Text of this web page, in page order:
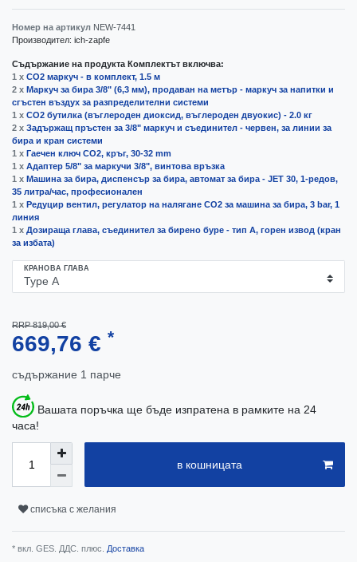
Номер на артикул NEW-7441
Производител: ich-zapfe
Съдържание на продукта Комплектът включва:
1 x CO2 маркуч - в комплект, 1.5 м
2 x Маркуч за бира 3/8" (6,3 мм), продаван на метър - маркуч за напитки и
сгъстен въздух за разпределителни системи
1 x CO2 бутилка (въглероден диоксид, въглероден двуокис) - 2.0 кг
2 x Задържащ пръстен за 3/8" маркуч и съединител - червен, за линии за
бира и кран системи
1 x Гаечен ключ CO2, кръг, 30-32 mm
1 x Адаптер 5/8" за маркучи 3/8", винтова връзка
1 x Машина за бира, диспенсър за бира, автомат за бира - JET 30, 1-редов,
35 литра/час, професионален
1 x Редуцир вентил, регулатор на налягане CO2 за машина за бира, 3 bar, 1
линия
1 x Дозираща глава, съединител за бирено буре - тип А, горен извод (кран
за избата)
КРАНОВА ГЛАВА
RRP 819,00 €
669,76 € *
съдържание 1 парче
Вашата поръчка ще бъде изпратена в рамките на 24
часа!
в кошницата
списъка с желания
* вкл. GES. ДДС. плюс. Доставка